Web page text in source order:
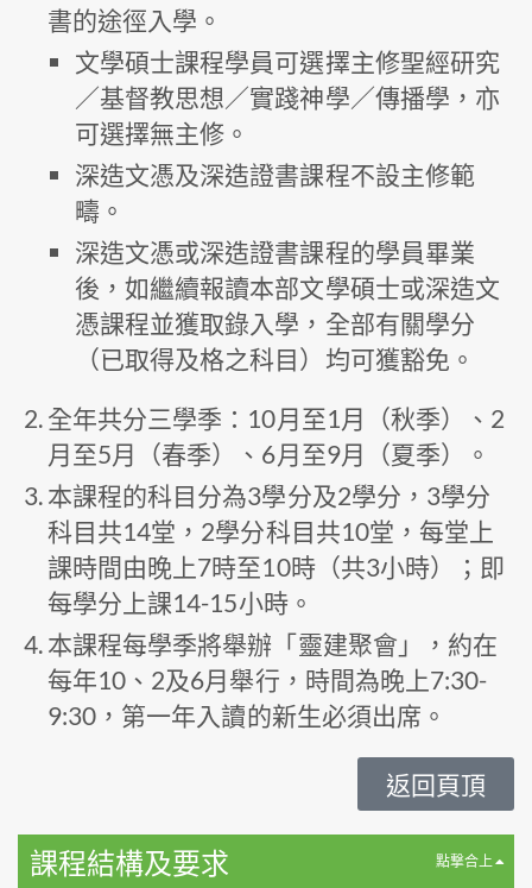
書的途徑入學。
文學碩士課程學員可選擇主修聖經研究
／基督教思想／實踐神學／傳播學，亦
可選擇無主修。
深造文憑及深造證書課程不設主修範
疇。
深造文憑或深造證書課程的學員畢業
後，如繼續報讀本部文學碩士或深造文
憑課程並獲取錄入學，全部有關學分
（已取得及格之科目）均可獲豁免。
全年共分三學季：10月至1月（秋季）、2
月至5月（春季）、6月至9月（夏季）。
本課程的科目分為3學分及2學分，3學分
科目共14堂，2學分科目共10堂，每堂上
課時間由晚上7時至10時（共3小時）；即
每學分上課14-15小時。
本課程每學季將舉辦「靈建聚會」，約在
每年10、2及6月舉行，時間為晚上7:30-
9:30，第一年入讀的新生必須出席。
返回頁頂
課程結構及要求 點撃合上